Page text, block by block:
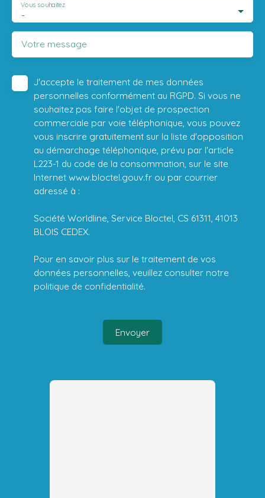
-
Vous souhaitez
Votre message
J'accepte le traitement de mes données
personnelles conformément au RGPD. Si vous ne
souhaitez pas faire l'objet de prospection
commerciale par voie téléphonique, vous pouvez
vous inscrire gratuitement sur la liste d'opposition
au démarchage téléphonique, prévu par l'article
L223-1 du code de la consommation, sur le site
Internet www.bloctel.gouv.fr ou par courrier
adressé à :
Société Worldline, Service Bloctel, CS 61311, 41013
BLOIS CEDEX.
Pour en savoir plus sur le traitement de vos
données personnelles, veuillez consulter notre
politique de confidentialité.
Envoyer